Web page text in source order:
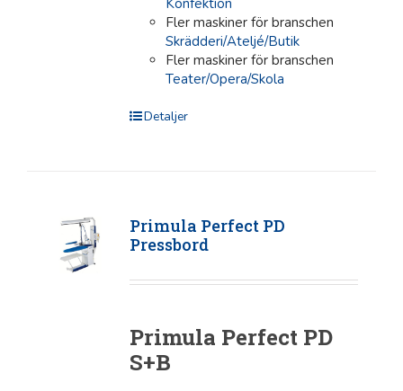
Konfektion
Fler maskiner för branschen
Skrädderi/Ateljé/Butik
Fler maskiner för branschen
Teater/Opera/Skola
Detaljer
Primula Perfect PD
Pressbord
Primula Perfect PD
S+B